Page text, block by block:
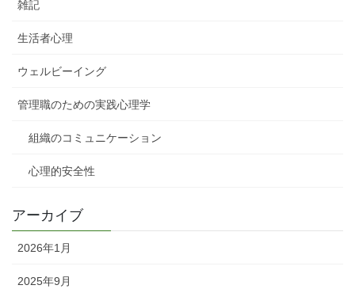
雑記
生活者心理
ウェルビーイング
管理職のための実践心理学
組織のコミュニケーション
心理的安全性
アーカイブ
2026年1月
2025年9月